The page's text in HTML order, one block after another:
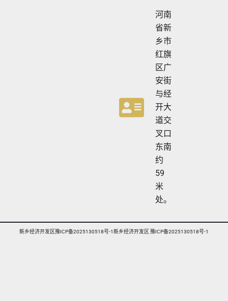
河南
省新
乡市
红旗
区广
安街
与经
开大
道交
叉口
东南
约
59
米
处。
新乡经济开发区豫ICP备2025130518号-1新乡经济开发区 豫ICP备2025130518号-1